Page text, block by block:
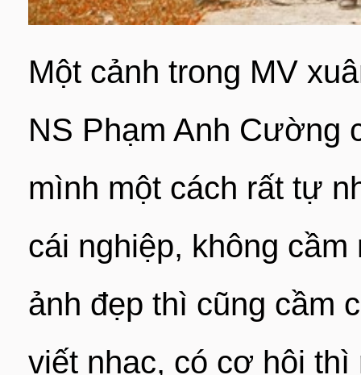
Một cảnh trong MV
NS Phạm Anh Cường
mình một cách rất tự
cái nghiệp, không
ảnh đẹp thì cũng cầm
viết nhạc, có cơ hội